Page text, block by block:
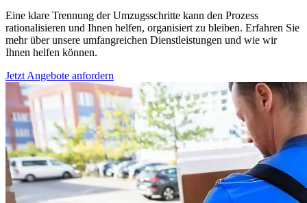
Eine klare Trennung der Umzugsschritte kann den Prozess
rationalisieren und Ihnen helfen, organisiert zu bleiben. Erfahren Sie
mehr über unsere umfangreichen Dienstleistungen und wie wir
Ihnen helfen können.
Jetzt Angebote anfordern